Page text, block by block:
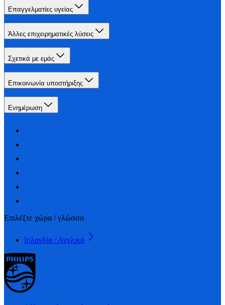
Επαγγελματίες υγείας
Άλλες επιχειρηματικές λύσεις
Σχετικά με εμάς
Επικοινωνία υποστήριξης
Ενημέρωση
Επιλέξτε χώρα / γλώσσα
Ιρλανδία / Αγγλικά